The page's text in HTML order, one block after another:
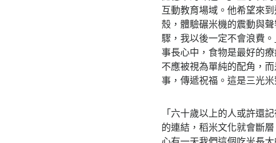
互動教育場域。他希望來
殼，體驗碾米機的震動與
驟，我以後一定不會浪費
事長心中，食物是最好的
不應被視為單純的配角，
事，傳遞祝福。這是三光
「六十歲以上的人或許還
的連結，稻米文化就會斷